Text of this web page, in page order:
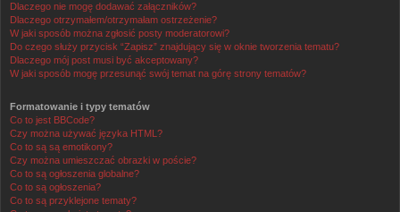
Dlaczego nie mogę dodawać załączników?
Dlaczego otrzymałem/otrzymałam ostrzeżenie?
W jaki sposób można zgłosić posty moderatorowi?
Do czego służy przycisk “Zapisz” znajdujący się w oknie tworzenia tematu?
Dlaczego mój post musi być akceptowany?
W jaki sposób mogę przesunąć swój temat na górę strony tematów?
Formatowanie i typy tematów
Co to jest BBCode?
Czy można używać języka HTML?
Co to są są emotikony?
Czy można umieszczać obrazki w poście?
Co to są ogłoszenia globalne?
Co to są ogłoszenia?
Co to są przyklejone tematy?